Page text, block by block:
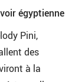
égyptienne
Pini,
des
à la